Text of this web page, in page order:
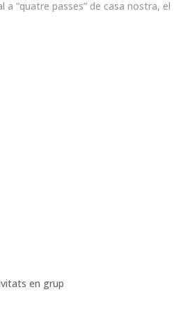
a “quatre passes” de casa nostra, el
en grup